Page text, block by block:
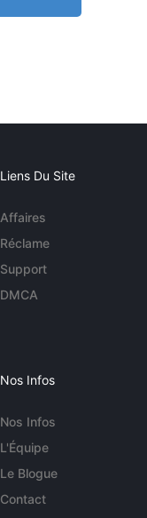
Liens Du Site
Affaires
Réclame
Support
DMCA
Nos Infos
Nos Infos
L'Équipe
Le Blogue
Contact